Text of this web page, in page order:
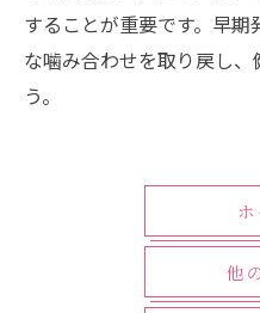
することが重要です。早
な噛み合わせを取り戻し
う。
他